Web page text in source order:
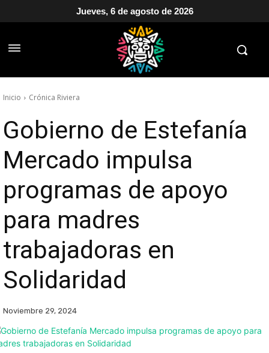
Jueves, 6 de agosto de 2026
Inicio Crónica Riviera
Gobierno de Estefanía
Mercado impulsa
programas de apoyo
para madres
trabajadoras en
Solidaridad
Noviembre 29, 2024